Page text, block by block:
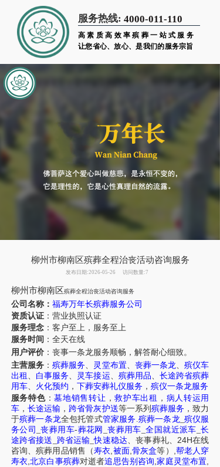
服务热线: 4000-011-110
高素质高效率殡葬一站式服务
让您省心、放心、是我们的服务宗旨
柳州市柳南区殡葬全程治丧活动咨询服务
发布日期:2026-05-26 访问数量:7
柳州市柳南区殡葬全程治丧活动咨询服务
公司名称： 福寿万年长殡葬服务公司
资质认证：营业执照认证
服务理念：客户至上，服务至上
服务时间 ：全天在线
用户评价：丧事一条龙服务顺畅，解答耐心细致。
主营服务 ：殡葬服务、 灵堂布置、 丧葬一条龙、殡仪车
出租 、 白事服务、 灵车接运、 殡葬用品、 长途跨省殡葬
用车、 火化预约 ， 下葬安葬礼仪服务 ， 殡仪一条龙服务
服务特色：墓地销售转让 ，救护车出租 ， 病人转运用
车， 长途运输 ，跨省骨灰护送等一系列 殡葬服务 ，致力
于殡葬一条龙全包托管式管家服务 .殡葬一条龙_ 殡仪服
务公司
_丧葬用车-葬花网 丧葬用车 全国就近派车 长
途跨省接送 跨省运输 _快速稳达、丧事葬礼、 24H在线
咨询、殡葬用品销售 （寿衣 被面, 骨灰盒等）
帮老人穿
寿衣 ,北京白事殡葬对逝者追思告别咨询 ,家庭灵堂布置